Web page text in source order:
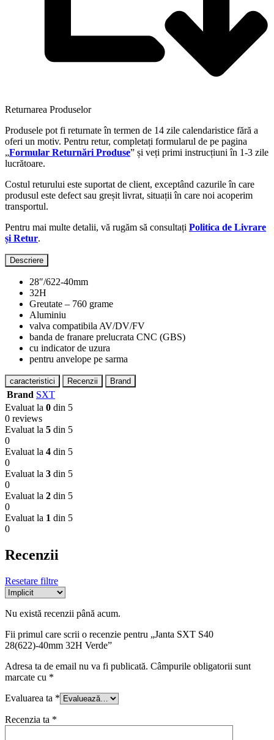
Returnarea Produselor
Produsele pot fi returnate în termen de 14 zile calendaristice fără a
oferi un motiv. Pentru retur, completați formularul de pe pagina
„Formular Returnări Produse” și veți primi instrucțiuni în 1-3 zile
lucrătoare.
Costul returului este suportat de client, exceptând cazurile în care
produsul este defect sau greșit livrat, situații în care noi acoperim
transportul.
Pentru mai multe detalii, vă rugăm să consultați Politica de Livrare
și Retur.
Descriere
28″/622-40mm
32H
Greutate – 760 grame
Aluminiu
valva compatibila AV/DV/FV
banda de franare prelucrata CNC (GBS)
cu indicator de uzura
pentru anvelope pe sarma
caracteristici Recenzii Brand
Brand SXT
Evaluat la 0 din 5
0 reviews
Evaluat la 5 din 5
0
Evaluat la 4 din 5
0
Evaluat la 3 din 5
0
Evaluat la 2 din 5
0
Evaluat la 1 din 5
0
Recenzii
Resetare filtre
Nu există recenzii până acum.
Fii primul care scrii o recenzie pentru „Janta SXT S40
28(622)-40mm 32H Verde”
Adresa ta de email nu va fi publicată. Câmpurile obligatorii sunt
marcate cu *
Evaluarea ta *
Recenzia ta *